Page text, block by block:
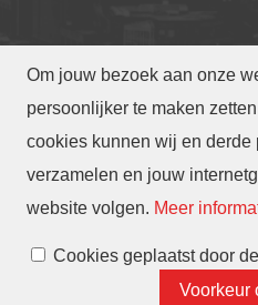
Om jouw bezoek aan onze
persoonlijker te maken
cookies kunnen wij en derde
verzamelen en jouw
website volgen. Meer
Cookies geplaatst door
Voorkeur
© Gemeente Eindhoven 2026
Translate
Cookies beheren